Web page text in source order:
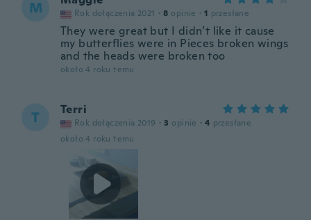
M Rok dołączenia 2021 · 8 opinie · 1 przesłane
They were great but I didn’t like it cause
my butterflies were in Pieces broken wings
and the heads were broken too
około 4 roku temu
T Terri
Rok dołączenia 2019 · 3 opinie · 4 przesłane
około 4 roku temu